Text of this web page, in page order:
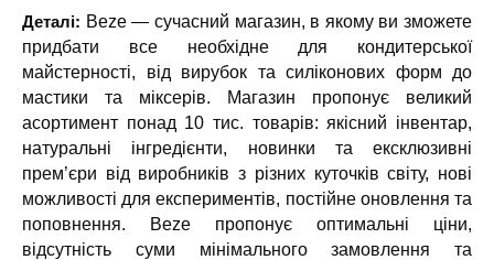
Деталі: Beze — сучасний магазин, в якому ви зможете
придбати все необхідне для кондитерської
майстерності, від вирубок та силіконових форм до
мастики та міксерів. Магазин пропонує великий
асортимент понад 10 тис. товарів: якісний інвентар,
натуральні інгредієнти, новинки та ексклюзивні
прем’єри від виробників з різних куточків світу, нові
можливості для експериментів, постійне оновлення та
поповнення. Beze пропонує оптимальні ціни,
відсутність суми мінімального замовлення та